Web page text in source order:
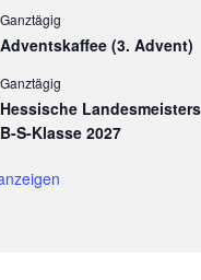
Ganztägig
Adventskaffee (3. Advent)
Ganztägig
Hessische
B-S-Klasse 2027